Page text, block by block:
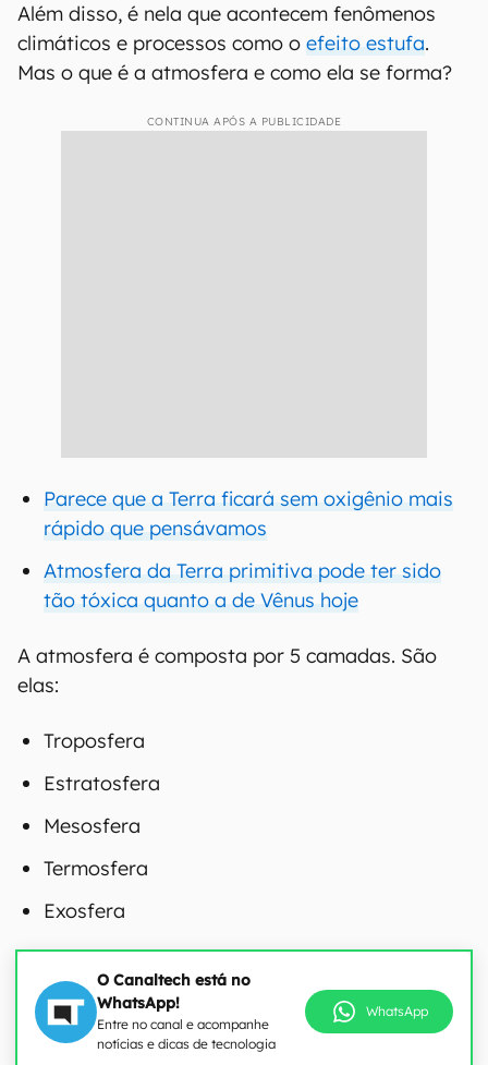
Além disso, é nela que acontecem fenômenos
climáticos e processos como o efeito estufa.
Mas o que é a atmosfera e como ela se forma?
CONTINUA APÓS A PUBLICIDADE
Parece que a Terra ficará sem oxigênio mais
rápido que pensávamos
Atmosfera da Terra primitiva pode ter sido
tão tóxica quanto a de Vênus hoje
A atmosfera é composta por 5 camadas. São
elas:
Troposfera
Estratosfera
Mesosfera
Termosfera
Exosfera
O Canaltech está no
WhatsApp!
Entre no canal e acompanhe
notícias e dicas de tecnologia
WhatsApp